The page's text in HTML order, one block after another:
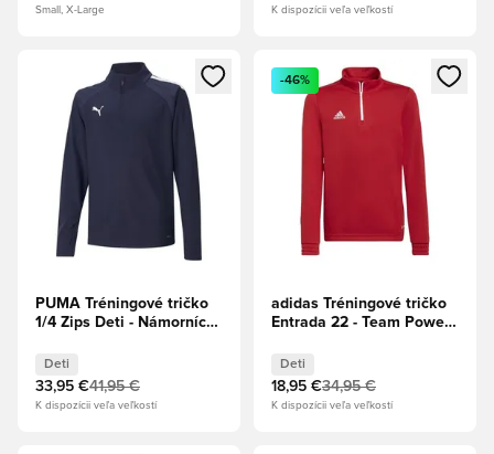
Small, X-Large K dispozícii veľa veľkostí
Otvorí modál na prihlásenie alebo registráciu ako člen
PUMA Tréningové tričko
1/4 Zips Deti - Námornícky
Deti
33,95 €41,95 €
K dispozícii veľa veľkostí
Otvorí modál na prihlásenie
-46%
adidas Tréningové tričko
Entrada 22 - Team Power
Deti
18,95 €34,95 €
K dispozícii veľa veľkostí